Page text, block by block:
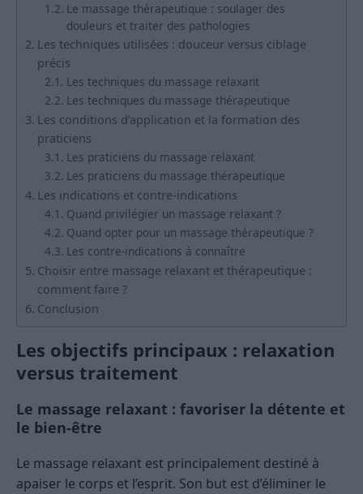
Le massage thérapeutique : soulager des
douleurs et traiter des pathologies
Les techniques utilisées : douceur versus ciblage
précis
Les techniques du massage relaxant
Les techniques du massage thérapeutique
Les conditions d’application et la formation des
praticiens
Les praticiens du massage relaxant
Les praticiens du massage thérapeutique
Les indications et contre-indications
Quand privilégier un massage relaxant ?
Quand opter pour un massage thérapeutique ?
Les contre-indications à connaître
Choisir entre massage relaxant et thérapeutique :
comment faire ?
Conclusion
Les objectifs principaux : relaxation
versus traitement
Le massage relaxant : favoriser la détente et
le bien-être
Le massage relaxant est principalement destiné à
apaiser le corps et l’esprit. Son but est d’éliminer le